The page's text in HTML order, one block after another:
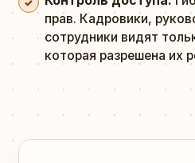
прав. Кадровики,
сотрудники видят
которая разрешена их